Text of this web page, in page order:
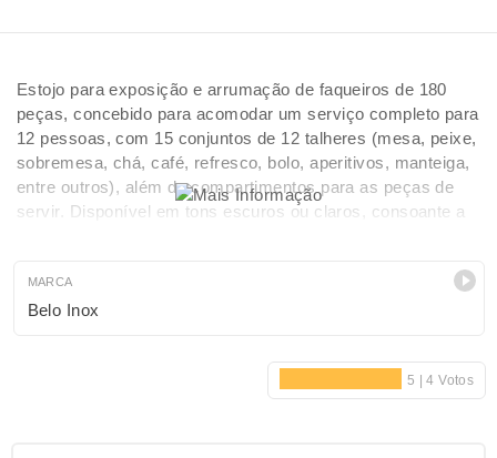
Estojo para exposição e arrumação de faqueiros de 180
peças, concebido para acomodar um serviço completo para
12 pessoas, com 15 conjuntos de 12 talheres (mesa, peixe,
sobremesa, chá, café, refresco, bolo, aperitivos, manteiga,
entre outros), além de compartimentos para as peças de
servir. Disponível em tons escuros ou claros, consoante a
praticidade.
MARCA
Belo Inox